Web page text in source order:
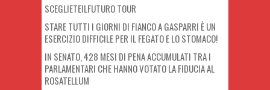
SCEGLIETEILFUTURO TOUR
STARE TUTTI I GIORNI DI FIANCO A GASPARRI È UN
ESERCIZIO DIFFICILE PER IL FEGATO E LO STOMACO!
IN SENATO, 428 MESI DI PENA ACCUMULATI TRA I
PARLAMENTARI CHE HANNO VOTATO LA FIDUCIA AL
ROSATELLUM